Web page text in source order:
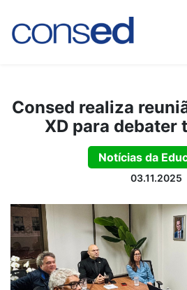
Consed realiza
XD para debater
Notícias da
03.11.2025